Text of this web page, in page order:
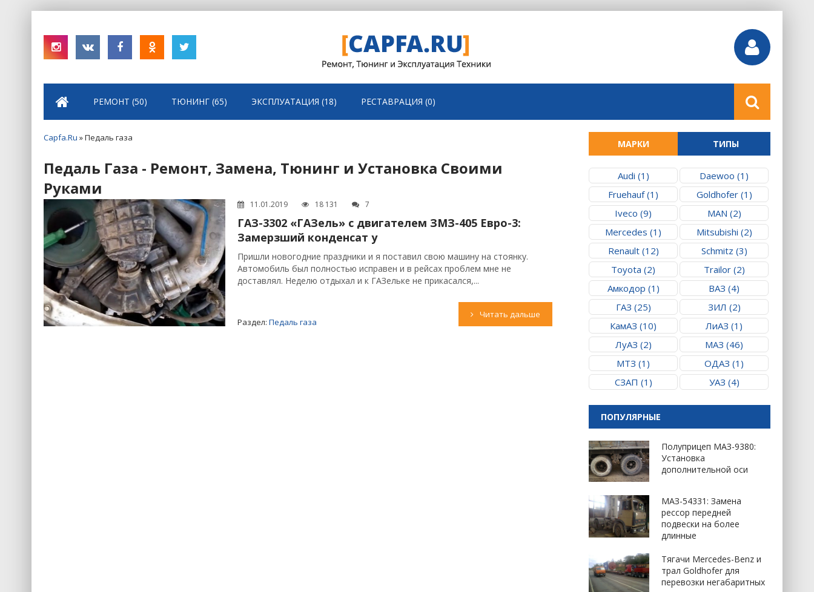
РЕМОНТ (50) ТЮНИНГ (65) ЭКСПЛУАТАЦИЯ (18) РЕСТАВРАЦИЯ (0)
Capfa.Ru » Педаль газа
Педаль Газа - Ремонт, Замена, Тюнинг и Установка Своими
Руками
11.01.2019 18 131 7
ГАЗ-3302 «ГАЗель» с двигателем ЗМЗ-405 Евро-3:
Замерзший конденсат у
Пришли новогодние праздники и я поставил свою машину на стоянку.
Автомобиль был полностью исправен и в рейсах проблем мне не
доставлял. Неделю отдыхал и к ГАЗельке не прикасался,...
Раздел: Педаль газа
Читать дальше
МАРКИ ТИПЫ
Audi (1)
Daewoo (1)
Fruehauf (1)
Goldhofer (1)
Iveco (9)
MAN (2)
Mercedes (1)
Mitsubishi (2)
Renault (12)
Schmitz (3)
Toyota (2)
Trailor (2)
Амкодор (1)
ВАЗ (4)
ГАЗ (25)
ЗИЛ (2)
КамАЗ (10)
ЛиАЗ (1)
ЛуАЗ (2)
МАЗ (46)
МТЗ (1)
ОДАЗ (1)
СЗАП (1)
УАЗ (4)
ПОПУЛЯРНЫЕ
Полуприцеп МАЗ-9380:
Установка
дополнительной оси
МАЗ-54331: Замена
рессор передней
подвески на более
длинные
Тягачи Mercedes-Benz и
трал Goldhofer для
перевозки негабаритных